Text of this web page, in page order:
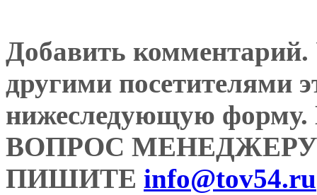
Добавить комментарий.
другими посетителями
нижеследующую
ВОПРОС
ПИШИТЕ info@tov54.ru